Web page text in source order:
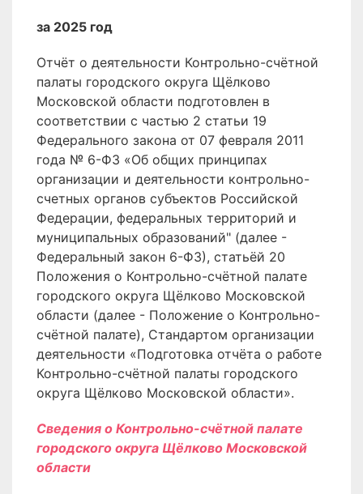
за 2025 год
Отчёт о деятельности Контрольно-счётной
палаты городского округа Щёлково
Московской области подготовлен в
соответствии с частью 2 статьи 19
Федерального закона от 07 февраля 2011
года № 6-ФЗ «Об общих принципах
организации и деятельности контрольно-
счетных органов субъектов Российской
Федерации, федеральных территорий и
муниципальных образований" (далее -
Федеральный закон 6-ФЗ), статьёй 20
Положения о Контрольно-счётной палате
городского округа Щёлково Московской
области (далее - Положение о Контрольно-
счётной палате), Стандартом организации
деятельности «Подготовка отчёта о работе
Контрольно-счётной палаты городского
округа Щёлково Московской области».
Сведения о Контрольно-счётной палате
городского округа Щёлково Московской
области